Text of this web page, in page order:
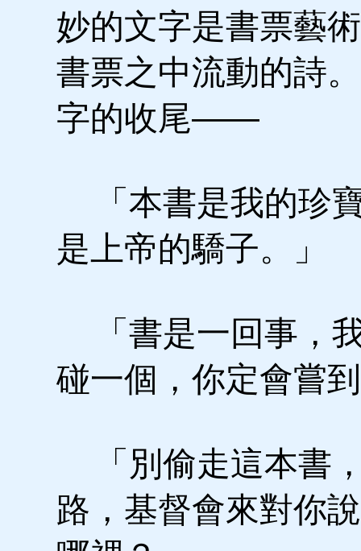
妙的文字是書票藝
書票之中流動的詩
字的收尾——
「本書是我的珍
是上帝的驕子。」
「書是一回事，
碰一個，你定會嘗
「別偷走這本書
路，基督會來對你